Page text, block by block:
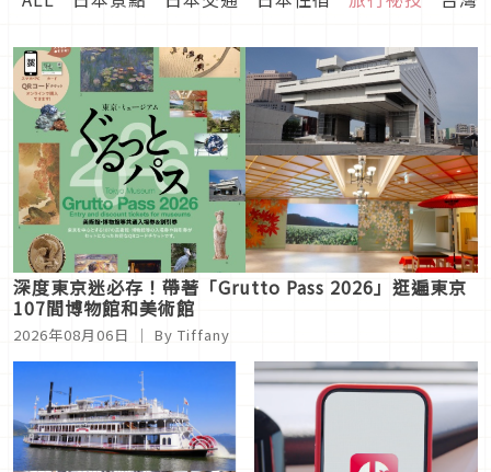
深度東京迷必存！帶著「Grutto Pass 2026」逛遍東京
107間博物館和美術館
2026年08月06日 ｜ By Tiffany